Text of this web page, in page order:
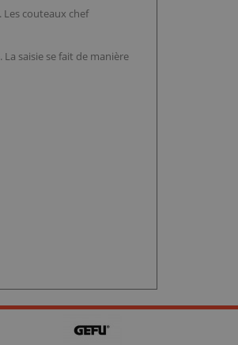
couteaux chef
saisie se fait de manière